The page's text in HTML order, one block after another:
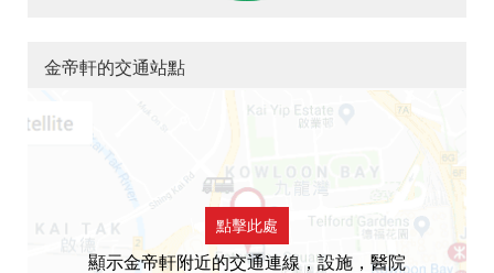
金帝軒的交通站點
點擊此處
顯示金帝軒附近的交通連線，設施，醫院